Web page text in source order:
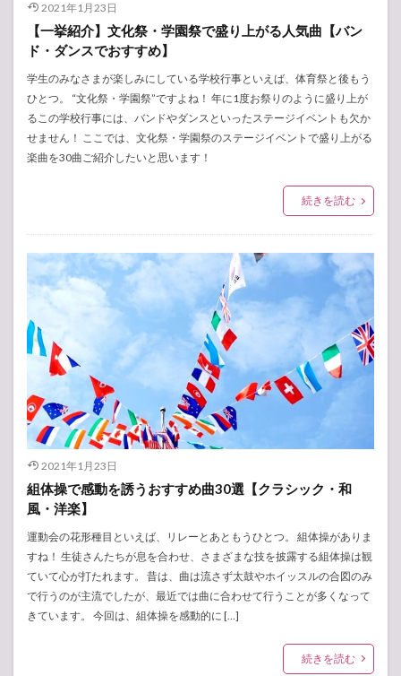
2021年1月23日
【一挙紹介】文化祭・学園祭で盛り上がる人気曲【バン
ド・ダンスでおすすめ】
学生のみなさまが楽しみにしている学校行事といえば、体育祭と後もう
ひとつ。 “文化祭・学園祭”ですよね！ 年に1度お祭りのように盛り上が
るこの学校行事には、バンドやダンスといったステージイベントも欠か
せません！ ここでは、文化祭・学園祭のステージイベントで盛り上がる
楽曲を30曲ご紹介したいと思います！
続きを読む
2021年1月23日
組体操で感動を誘うおすすめ曲30選【クラシック・和
風・洋楽】
運動会の花形種目といえば、リレーとあともうひとつ。 組体操がありま
すね！ 生徒さんたちが息を合わせ、さまざまな技を披露する組体操は観
ていて心が打たれます。 昔は、曲は流さず太鼓やホイッスルの合図のみ
で行うのが主流でしたが、最近では曲に合わせて行うことが多くなって
きています。 今回は、組体操を感動的に […]
続きを読む